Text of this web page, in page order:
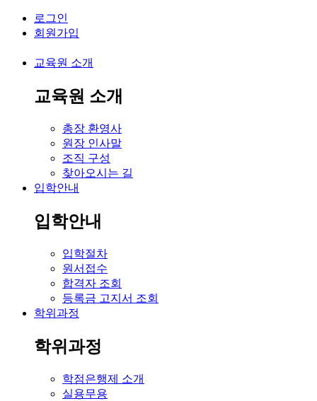
로그인
회원가입
교육원 소개
교육원 소개
총장 환영사
원장 인사말
조직 구성
찾아오시는 길
입학안내
입학안내
입학절차
원서접수
합격자 조회
등록금 고지서 조회
학위과정
학위과정
학점은행제 소개
실용무용